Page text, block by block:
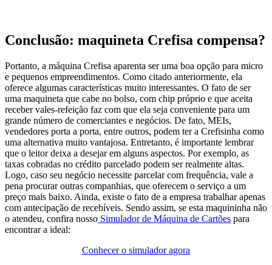
Conclusão: maquineta Crefisa compensa?
Portanto, a máquina Crefisa aparenta ser uma boa opção para micro
e pequenos empreendimentos. Como citado anteriormente, ela
oferece algumas características muito interessantes. O fato de ser
uma maquineta que cabe no bolso, com chip próprio e que aceita
receber vales-refeição faz com que ela seja conveniente para um
grande número de comerciantes e negócios. De fato, MEIs,
vendedores porta a porta, entre outros, podem ter a Crefisinha como
uma alternativa muito vantajosa. Entretanto, é importante lembrar
que o leitor deixa a desejar em alguns aspectos. Por exemplo, as
taxas cobradas no crédito parcelado podem ser realmente altas.
Logo, caso seu negócio necessite parcelar com frequência, vale a
pena procurar outras companhias, que oferecem o serviço a um
preço mais baixo. Ainda, existe o fato de a empresa trabalhar apenas
com antecipação de recebíveis. Sendo assim, se esta maquininha não
o atendeu, confira nosso Simulador de Máquina de Cartões para
encontrar a ideal:
Conhecer o simulador agora